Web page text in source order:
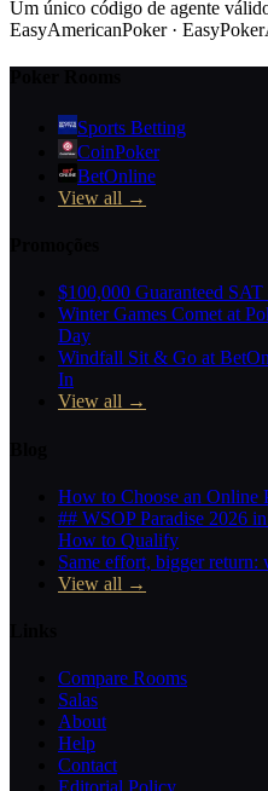
Um único código de agente
EasyAmericanPoker ·
Sports Betting
CoinPoker
BetOnline
View all →
$100,000 Guaranteed
Winter Games Comet at
Day
Windfall Sit & Go at
In
View all →
How to Choose an Online
## WSOP Paradise 2026
How to Qualify
Same effort, bigger return:
View all →
Compare Rooms
Salas
About
Help
Contact